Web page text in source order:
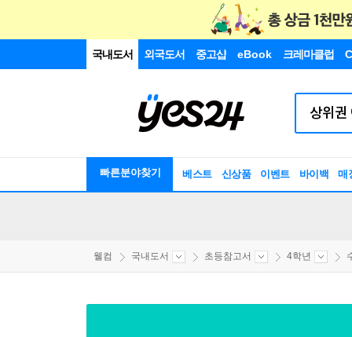
국내도서 외국도서 중고샵 eBook 크레마클럽
빠른분야찾기 베스트 신상품 이벤트 바이백 매
웰컴 국내도서 초등참고서 4학년